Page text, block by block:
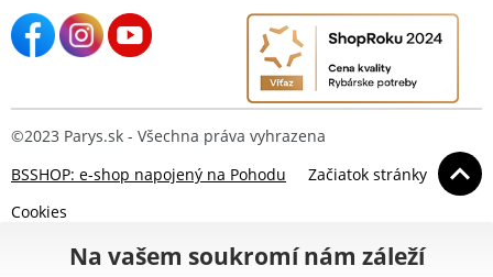
©2023 Parys.sk - Všechna práva vyhrazena
BSSHOP: e-shop napojený na Pohodu
Začiatok stránky
Cookies
Na vašem soukromí nám záleží